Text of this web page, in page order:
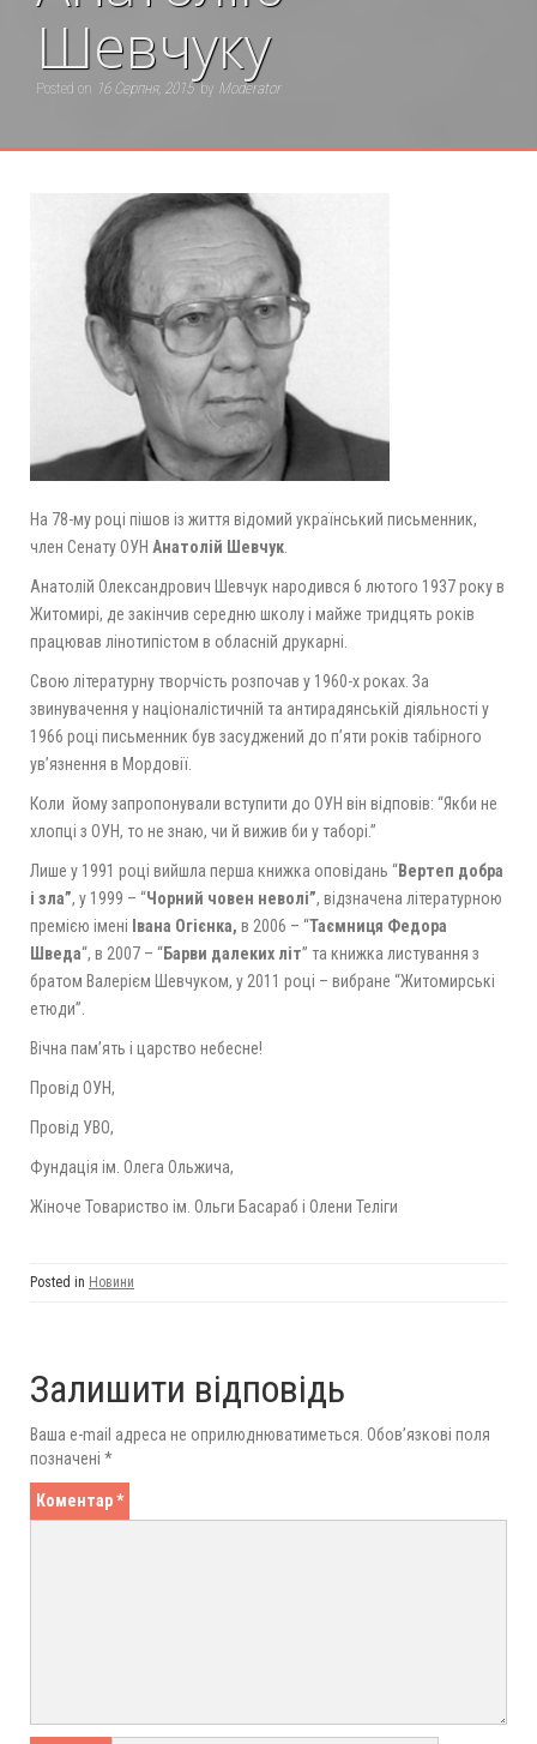
Шевчуку
Posted on 16 Серпня, 2015 by Moderator
На 78-му році пішов із життя відомий український письменник,
член Сенату ОУН Анатолій Шевчук
Анатолій Олександрович Шевчук народився 6 лютого 1937 року в
Житомирі, де закінчив середню школу і майже тридцять років
працював лінотипістом в обласній друкарні.
Свою літературну творчість розпочав у 1960-х роках. За
звинувачення у націоналістичній та антирадянській діяльності у
1966 році письменник був засуджений до п’яти років табірного
ув’язнення в Мордовії.
Коли йому запропонували вступити до ОУН він відповів: “Якби не
хлопці з ОУН, то не знаю, чи й вижив би у таборі.”
Лише у 1991 році вийшла перша книжка оповідань “Вертеп добра
і зла”, у 1999 – “Чорний човен неволі”, відзначена літературною
премією імені Івана Огієнка, в 2006 – “Таємниця Федора
Шведа“, в 2007 – “Барви далеких літ” та книжка листування з
братом Валерієм Шевчуком, у 2011 році – вибране “Житомирські
етюди”.
Вічна пам’ять і царство небесне!
Провід ОУН,
Провід УВО,
Фундація ім. Олега Ольжича,
Жіноче Товариство ім. Ольги Басараб і Олени Теліги
Posted in Новини
Залишити відповідь
Ваша e-mail адреса не оприлюднюватиметься. Обов’язкові поля
позначені *
Коментар*